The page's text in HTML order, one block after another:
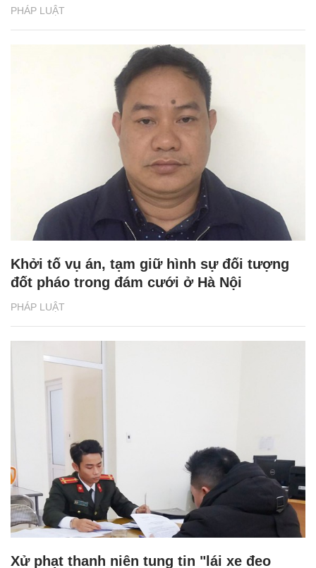
PHÁP LUẬT
PHÁP LUẬT
Khởi tố vụ án, tạm giữ hình sự đối tượng
đốt pháo trong đám cưới ở Hà Nội
Xử phạt thanh niên tung tin "lái xe đeo